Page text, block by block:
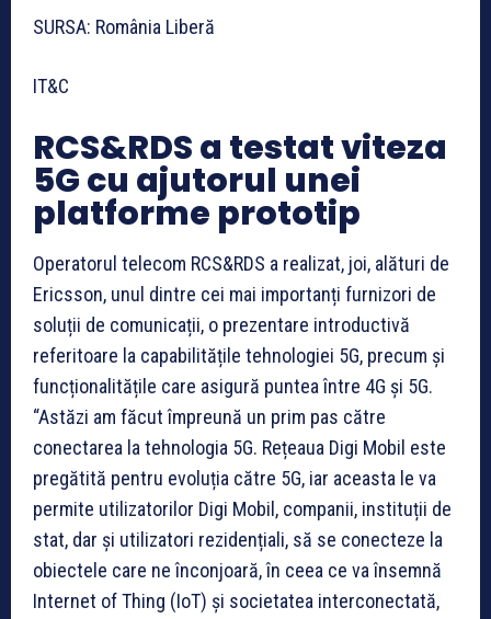
SURSA: România Liberă
IT&C
RCS&RDS a testat viteza
5G cu ajutorul unei
platforme prototip
Operatorul telecom RCS&RDS a realizat, joi, alături de
Ericsson, unul dintre cei mai importanți furnizori de
soluții de comunicații, o prezentare introductivă
referitoare la capabilitățile tehnologiei 5G, precum și
funcționalitățile care asigură puntea între 4G și 5G.
“Astăzi am făcut împreună un prim pas către
conectarea la tehnologia 5G. Rețeaua Digi Mobil este
pregătită pentru evoluția către 5G, iar aceasta le va
permite utilizatorilor Digi Mobil, companii, instituții de
stat, dar și utilizatori rezidențiali, să se conecteze la
obiectele care ne înconjoară, în ceea ce va însemnă
Internet of Thing (IoT) și societatea interconectată,